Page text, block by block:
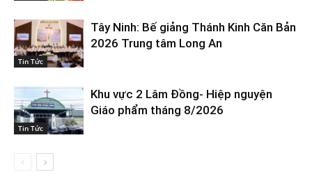
Tin Tức
Tây Ninh: Bế giảng Thánh Kinh Căn Bản
2026 Trung tâm Long An
Tin Tức
Khu vực 2 Lâm Đồng- Hiệp nguyện
Giáo phẩm tháng 8/2026